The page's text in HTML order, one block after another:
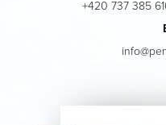
+420 737 385